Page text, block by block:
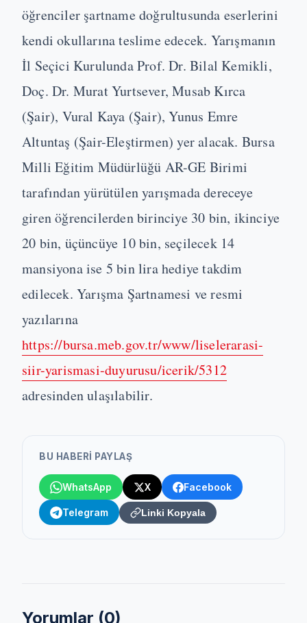
öğrenciler şartname doğrultusunda eserlerini
kendi okullarına teslime edecek. Yarışmanın
İl Seçici Kurulunda Prof. Dr. Bilal Kemikli,
Doç. Dr. Murat Yurtsever, Musab Kırca
(Şair), Vural Kaya (Şair), Yunus Emre
Altuntaş (Şair-Eleştirmen) yer alacak. Bursa
Milli Eğitim Müdürlüğü AR-GE Birimi
tarafından yürütülen yarışmada dereceye
giren öğrencilerden birinciye 30 bin, ikinciye
20 bin, üçüncüye 10 bin, seçilecek 14
mansiyona ise 5 bin lira hediye takdim
edilecek. Yarışma Şartnamesi ve resmi
yazılarına
https://bursa.meb.gov.tr/www/liselerarasi-
siir-yarismasi-duyurusu/icerik/5312
adresinden ulaşılabilir.
BU HABERI PAYLAŞ
WhatsApp X Facebook
Telegram Linki Kopyala
Yorumlar (0)